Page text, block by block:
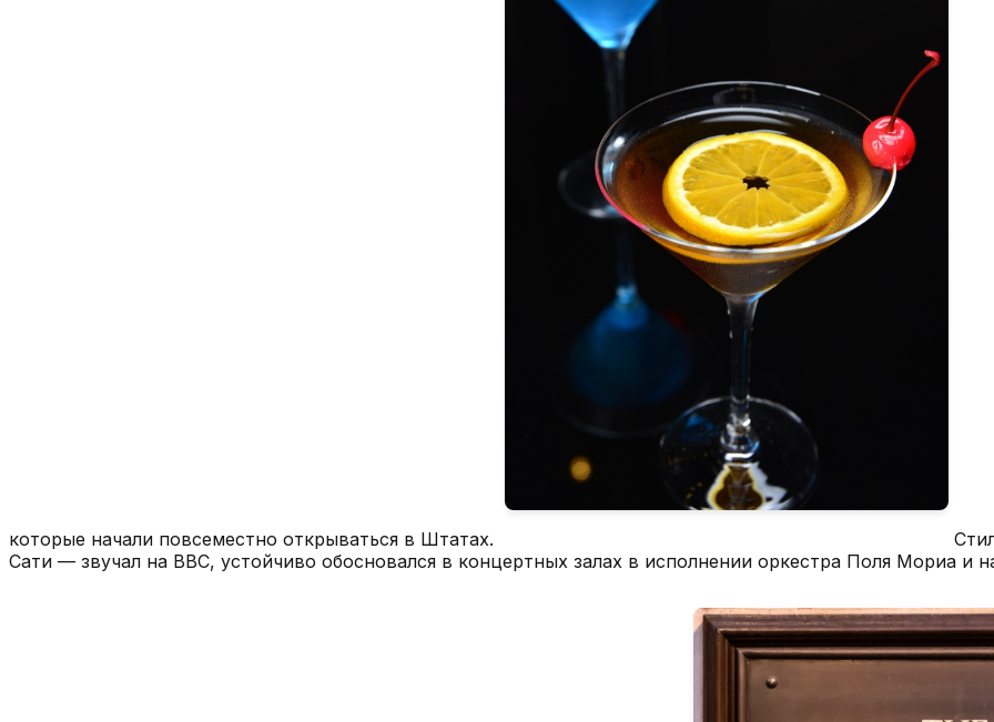
которые начали повсеместно открываться в Штатах.
Сати — звучал на BBC, устойчиво обосновался в концертных залах в исполнении оркестра Поля Мориа и